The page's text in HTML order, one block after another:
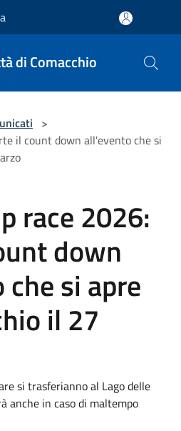
di Comacchio
>
il count down all'evento che si
race 2026:
down
si apre
il 27
si trasferianno al Lago delle
anche in caso di maltempo